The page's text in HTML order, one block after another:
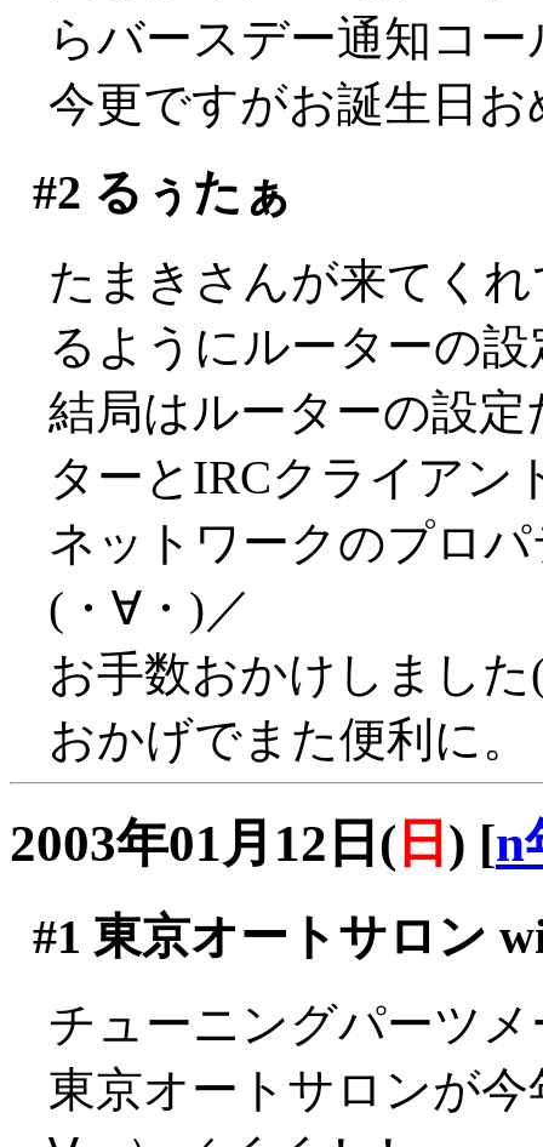
らバースデー通知コ
今更ですがお誕生日
#2 るぅたぁ
たまきさんが来てく
るようにルーターの
結局はルーターの設
ターとIRCクライアン
ネットワークのプロ
(・∀・)／
お手数おかけしまし
おかげでまた便利に。
2003年01月12日( 日 ) [n
#1 東京オートサロン
チューニングパーツ
東京オートサロンが